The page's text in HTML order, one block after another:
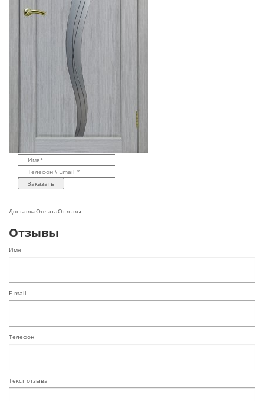
Заказать
ДоставкаОплатаОтзывы
Отзывы
Имя
E-mail
Телефон
Текст отзыва